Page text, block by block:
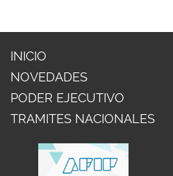
INICIO
NOVEDADES
PODER EJECUTIVO
TRAMITES NACIONALES